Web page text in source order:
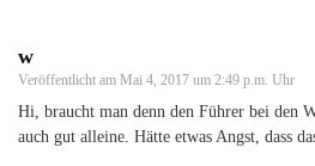
w
Veröffentlicht am Mai 4, 2017 um 2:49 p.m. Uhr
Hi, braucht man denn den Führer bei den
auch gut alleine. Hätte etwas Angst, dass